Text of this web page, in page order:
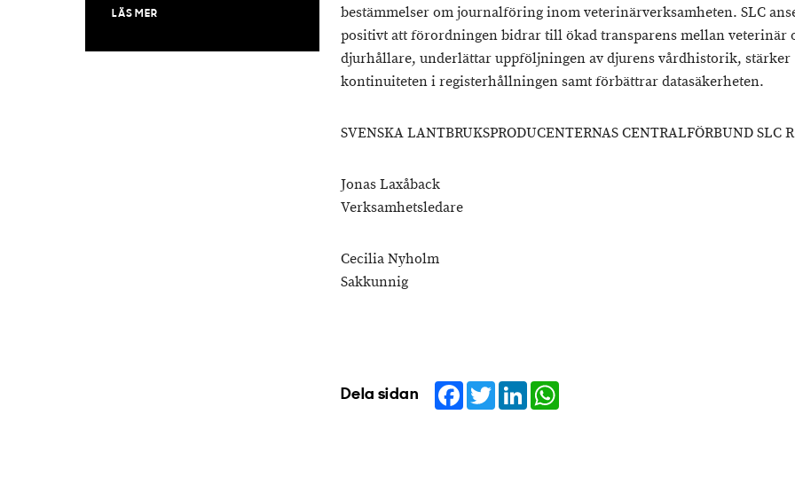
bestämmelser om journalföring inom veterinärverksamheten. SLC
positivt att förordningen bidrar till ökad transparens mellan veterinär
djurhållare, underlättar uppföljningen av djurens vårdhistorik, stärker
kontinuiteten i registerhållningen samt förbättrar datasäkerheten.
SVENSKA LANTBRUKSPRODUCENTERNAS CENTRALFÖRBUND SLC
Jonas Laxåback
Verksamhetsledare
Cecilia Nyholm
Sakkunnig
Dela sidan Facebook
TwitterLinkedIn
LÄS MER